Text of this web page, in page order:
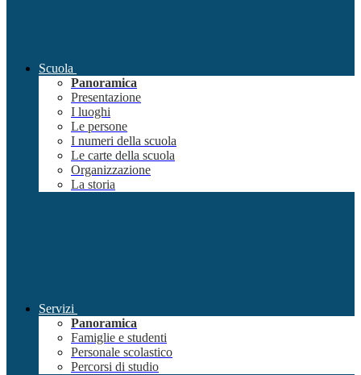
Scuola
Panoramica
Presentazione
I luoghi
Le persone
I numeri della scuola
Le carte della scuola
Organizzazione
La storia
Servizi
Panoramica
Famiglie e studenti
Personale scolastico
Percorsi di studio